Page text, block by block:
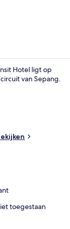
Hotel ligt op
van Sepang.
toegestaan